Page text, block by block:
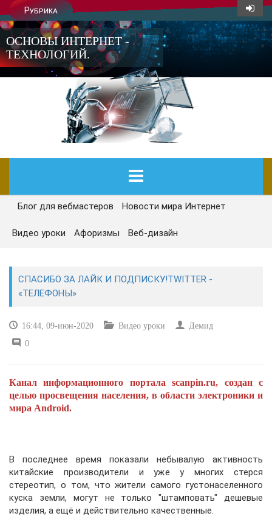
Рубрика
ОСНОВЫ ИНТЕРНЕТ -
ТЕХНОЛОГИЙ.
ГЛАВНАЯ
СЕГОДНЯ
РЕМОНТ И СОВЕТЫ
УЧЕБНИК CSS
Блог для вебмастеров Новости мира Интернет
Видео уроки Афоризмы Веб-дизайн
СПАСИБО ЗА ЛАЙК И ПОДПИСКУ!TWITTER -
«ТЕЛЕФОНЫ»
16:44, 09-июн-2020 Видео уроки
Демид
0
Канал информационного портала scanpin.ru, создан с
целью просвещения населения, в области электроники и
мира Android.
В последнее время показали небывалую активность
китайские производители и уже у многих стерся
стереотип, о том, что жители самого густонаселенного
куска земли, могут не только "штамповать" дешевые
изделия, а ещё и действительно качественные.